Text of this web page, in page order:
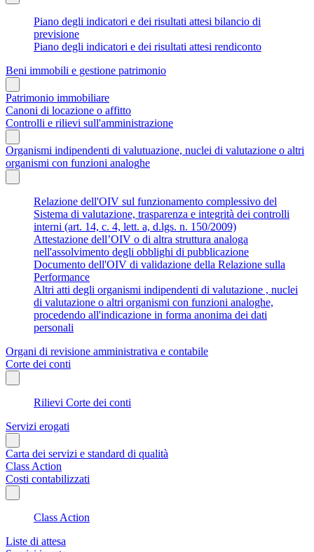
Piano degli indicatori e dei risultati attesi bilancio di
previsione
Piano degli indicatori e dei risultati attesi rendiconto
Beni immobili e gestione patrimonio
Patrimonio immobiliare
Canoni di locazione o affitto
Controlli e rilievi sull'amministrazione
Organismi indipendenti di valutuazione, nuclei di valutazione o altri
organismi con funzioni analoghe
Relazione dell'OIV sul funzionamento complessivo del
Sistema di valutazione, trasparenza e integrità dei controlli
interni (art. 14, c. 4, lett. a, d.lgs. n. 150/2009)
Attestazione dell’OIV o di altra struttura analoga
nell'assolvimento degli obblighi di pubblicazione
Documento dell'OIV di validazione della Relazione sulla
Performance
Altri atti degli organismi indipendenti di valutazione , nuclei
di valutazione o altri organismi con funzioni analoghe,
procedendo all'indicazione in forma anonima dei dati
personali
Organi di revisione amministrativa e contabile
Corte dei conti
Rilievi Corte dei conti
Servizi erogati
Carta dei servizi e standard di qualità
Class Action
Costi contabilizzati
Class Action
Liste di attesa